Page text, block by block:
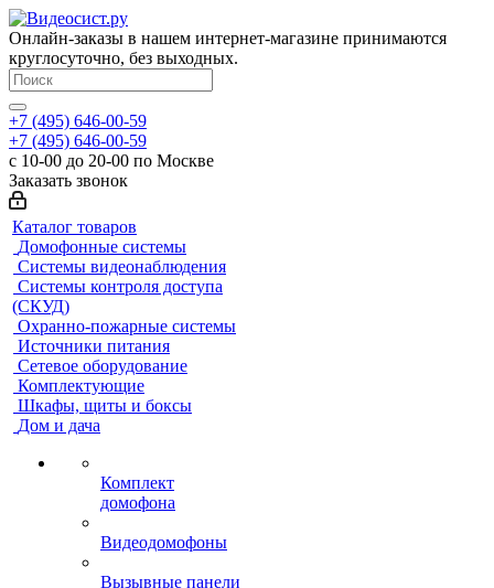
Онлайн-заказы в нашем интернет-магазине принимаются
круглосуточно, без выходных.
+7 (495) 646-00-59
+7 (495) 646-00-59
с 10-00 до 20-00 по Москве
Заказать звонок
Каталог товаров
Домофонные системы
Системы видеонаблюдения
Системы контроля доступа
(СКУД)
Охранно-пожарные системы
Источники питания
Сетевое оборудование
Комплектующие
Шкафы, щиты и боксы
Дом и дача
Комплект
домофона
Видеодомофоны
Вызывные панели